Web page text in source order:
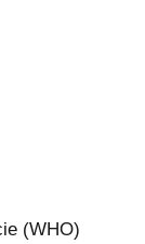
(WHO)